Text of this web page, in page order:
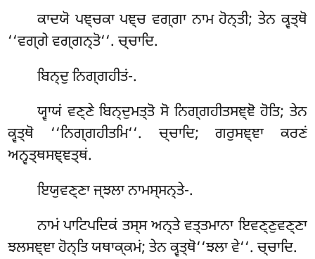
ਕਾਦਯੋ ਪਞ੍ਚਕਾ ਪਞ੍ਚ ਵਗ੍ਗਾ ਨਾਮ ਹੋਨ੍ਤੀ; ਤੇਨ ਕ੍ਵਤ੍ਥੋ
‘‘ਵਗ੍ਗੇ ਵਗ੍ਗਨ੍ਤੋ‘‘. ਚ੍ਚਾਦਿ.
ਬਿਨ੍ਦੁ ਨਿਗ੍ਗਹੀਤਂ-.
ਯ੍ਵਾਯਂ ਵਣ੍ਣੇ ਬਿਨ੍ਦੁਮਤ੍ਤੋ ਸੋ ਨਿਗ੍ਗਹੀਤਸਞ੍ਞੋ ਹੋਤਿ; ਤੇਨ
ਕ੍ਵਤ੍ਥੋ ‘‘ਨਿਗ੍ਗਹੀਤਮਿ‘‘. ਚ੍ਚਾਦਿ; ਗਰੁਸਞ੍ਞਾ ਕਰਣਂ
ਅਨ੍ਵਤ੍ਥਸਞ੍ਞਤ੍ਥਂ.
ਇਯੁਵਣ੍ਣਾ ਜ੍ਝਲਾ ਨਾਮਸ੍ਸਨ੍ਤੇ-.
ਨਾਮਂ ਪਾਟਿਪਦਿਕਂ ਤਸ੍ਸ ਅਨ੍ਤੇ ਵਤ੍ਤਮਾਨਾ ਇਵਣ੍ਣੁਵਣ੍ਣਾ
ਝਲਸਞ੍ਞਾ ਹੋਨ੍ਤਿ ਯਥਾਕ੍ਕਮਂ; ਤੇਨ ਕ੍ਵਤ੍ਥੋ‘‘ਝਲਾ ਵੇ‘‘. ਚ੍ਚਾਦਿ.